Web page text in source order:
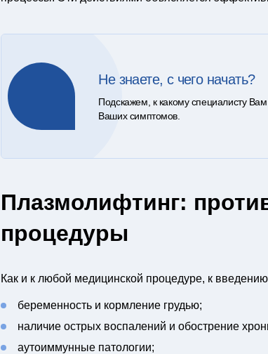
Не знаете, с чего начать?
Подскажем, к какому специалисту
Ваших симптомов.
Плазмолифтинг:
процедуры
Как и к любой медицинской процедуре, к
беременность и кормление грудью;
наличие острых воспалений и обострение
аутоиммунные патологии;